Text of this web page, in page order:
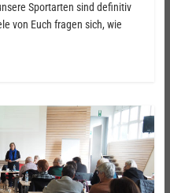
Sportarten sind definitiv
von Euch fragen sich, wie